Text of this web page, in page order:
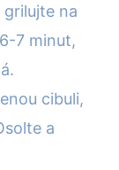
na
7 minut,
cibuli,
a